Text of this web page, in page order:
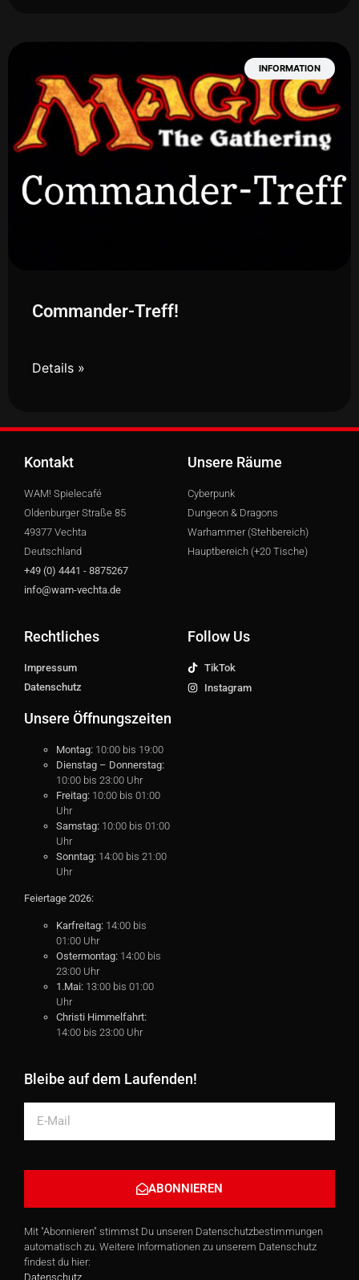
Commander-Treff!
Details »
INFORMATION
Kontakt
WAM! Spielecafé
Oldenburger Straße 85
49377 Vechta
Deutschland
+49 (0) 4441 - 8875267
info@wam-vechta.de
Unsere Räume
Cyberpunk
Dungeon & Dragons
Warhammer (Stehbereich)
Hauptbereich (+20 Tische)
Rechtliches
Impressum
Datenschutz
Follow Us
TikTok
Instagram
Unsere Öffnungszeiten
Montag: 10:00 bis 19:00
Dienstag – Donnerstag:
10:00 bis 23:00 Uhr
Freitag: 10:00 bis 01:00
Uhr
Samstag: 10:00 bis 01:00
Uhr
Sonntag: 14:00 bis 21:00
Uhr
Feiertage 2026:
Karfreitag: 14:00 bis
01:00 Uhr
Ostermontag: 14:00 bis
23:00 Uhr
1.Mai: 13:00 bis 01:00
Uhr
Christi Himmelfahrt:
14:00 bis 23:00 Uhr
Bleibe auf dem Laufenden!
ABONNIEREN
Mit "Abonnieren" stimmst Du unseren Datenschutzbestimmungen
automatisch zu. Weitere Informationen zu unserem Datenschutz
findest du hier:
Datenschutz